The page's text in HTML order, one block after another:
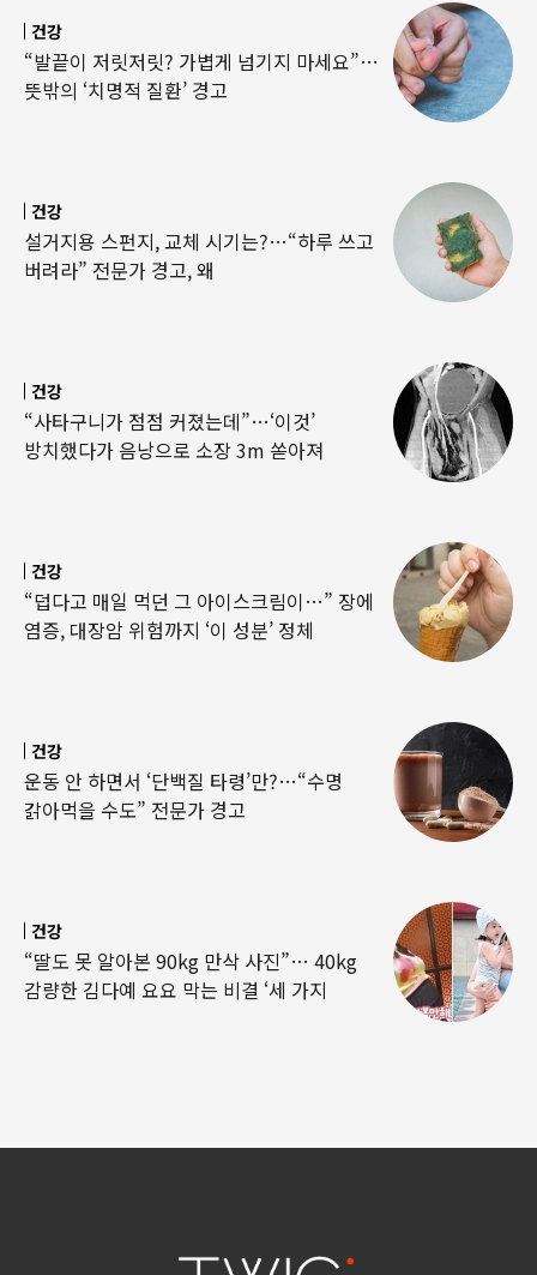
건강
“발끝이 저릿저릿? 가볍게 넘기지 마세요”…
뜻밖의 ‘치명적 질환’ 경고
건강
설거지용 스펀지, 교체 시기는?…“하루 쓰고
버려라” 전문가 경고, 왜
건강
“사타구니가 점점 커졌는데”…‘이것’
방치했다가 음낭으로 소장 3m 쏟아져
건강
“덥다고 매일 먹던 그 아이스크림이…” 장에
염증, 대장암 위험까지 ‘이 성분’ 정체
건강
운동 안 하면서 ‘단백질 타령’만?…“수명
갉아먹을 수도” 전문가 경고
건강
“딸도 못 알아본 90kg 만삭 사진”… 40kg
감량한 김다예 요요 막는 비결 ‘세 가지